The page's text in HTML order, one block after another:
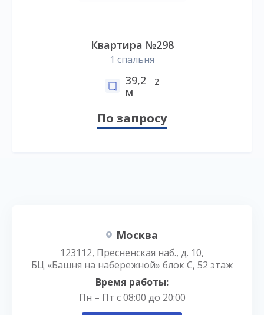
Квартира №298
1 спальня
39,2
м
2
По запросу
Москва
123112, Пресненская наб., д. 10,
БЦ «Башня на набережной» блок С, 52 этаж
Время работы:
Пн – Пт с 08:00 до 20:00